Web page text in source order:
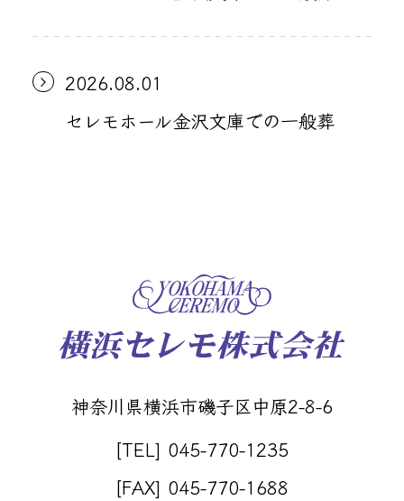
2026.08.01
セレモホール金沢文庫での一般葬
神奈川県横浜市磯子区中原2-8-6
[TEL] 045-770-1235
[FAX] 045-770-1688